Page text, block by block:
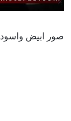
صور ابيض واسود9